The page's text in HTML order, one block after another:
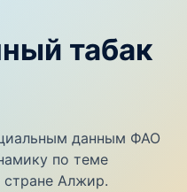
табак
данным ФАО
по теме
стране Алжир.